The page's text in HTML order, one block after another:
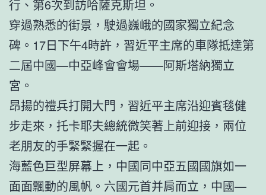
行、第6次到訪哈薩克斯坦。
穿過熟悉的街景，駛過巍峨的國家獨立紀念
碑。17日下午4時許，習近平主席的車隊抵達第
二屆中國—中亞峰會會場——阿斯塔納獨立
宮。
昂揚的禮兵打開大門，習近平主席沿迎賓毯健
步走來，托卡耶夫總統微笑著上前迎接，兩位
老朋友的手緊緊握在一起。
海藍色巨型屏幕上，中國同中亞五國國旗如一
面面飄動的風帆。六國元首并肩而立，中國—